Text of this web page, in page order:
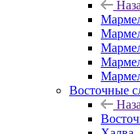
Восточные